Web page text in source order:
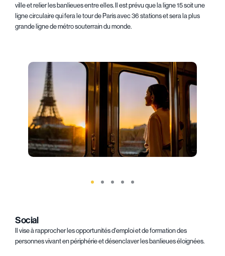
ville et relier les banlieues entre elles. Il est prévu que la ligne 15 soit une
ligne circulaire qui fera le tour de Paris avec 36 stations et sera la plus
grande ligne de métro souterrain du monde.
Social
Il vise à rapprocher les opportunités d'emploi et de formation des
personnes vivant en périphérie et désenclaver les banlieues éloignées.